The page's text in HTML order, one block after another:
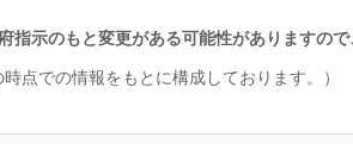
指示のもと変更がある可能性がありますの
点での情報をもとに構成しております。）